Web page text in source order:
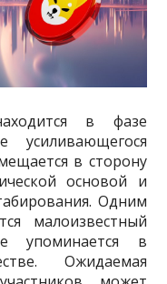
в фазе
в сторону
основой и
Одним
малоизвестный
упоминается в
Ожидаемая